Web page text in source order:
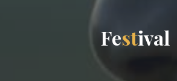
Festival